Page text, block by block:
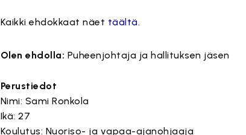
Kaikki ehdokkaat näet täältä.
Olen ehdolla: Puheenjohtaja ja hallituksen jäsen
Perustiedot
Nimi: Sami Ronkola
Ikä: 27
Koulutus: Nuoriso- ja vapaa-ajanohjaaja